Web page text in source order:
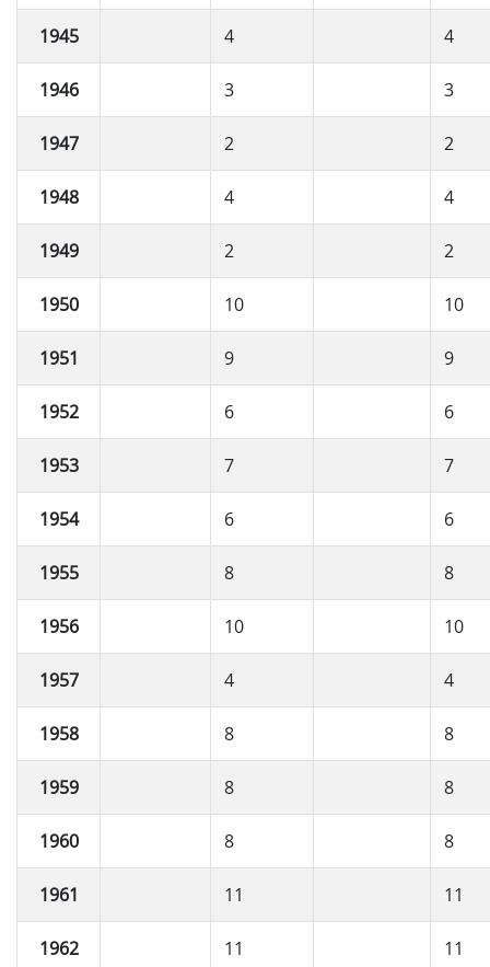
1945 4 4
1946 3 3
1947 2 2
1948 4 4
1949 2 2
1950 10 10
1951 9 9
1952 6 6
1953 7 7
1954 6 6
1955 8 8
1956 10 10
1957 4 4
1958 8 8
1959 8 8
1960 8 8
1961 11 11
1962 11 11